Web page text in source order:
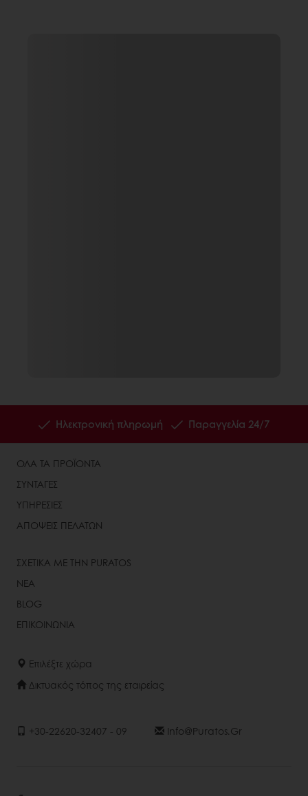
Ηλεκτρονική πληρωμή Παραγγελία 24/7
ΟΛΑ ΤΑ ΠΡΟΪΟΝΤΑ
ΣΥΝΤΑΓΕΣ
ΥΠΗΡΕΣΙΕΣ
ΑΠΟΨΕΙΣ ΠΕΛΑΤΩΝ
ΣΧΕΤΙΚΑ ΜΕ ΤΗΝ PURATOS
ΝΕΑ
BLOG
ΕΠΙΚΟΙΝΩΝΙΑ
Επιλέξτε χώρα
Δικτυακός τόπος της εταιρείας
+30-22620-32407 - 09 Info@puratos.gr